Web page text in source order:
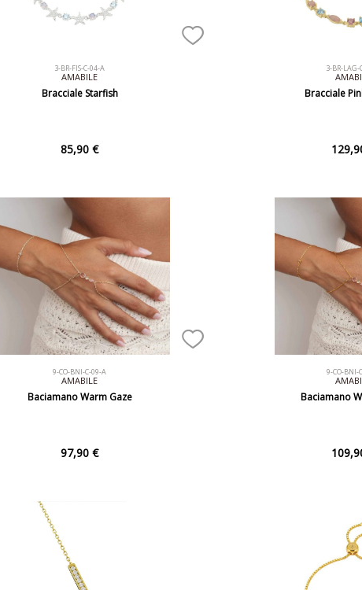
3-BR-FIS-C-04-A
AMABILE
Bracciale Starfish
85,90 €
3-BR-LAG-
Bracciale
9-CO-BNI-C-09-A
AMABILE
Baciamano Warm Gaze
97,90 €
9-CO-BNI-
Baciamano